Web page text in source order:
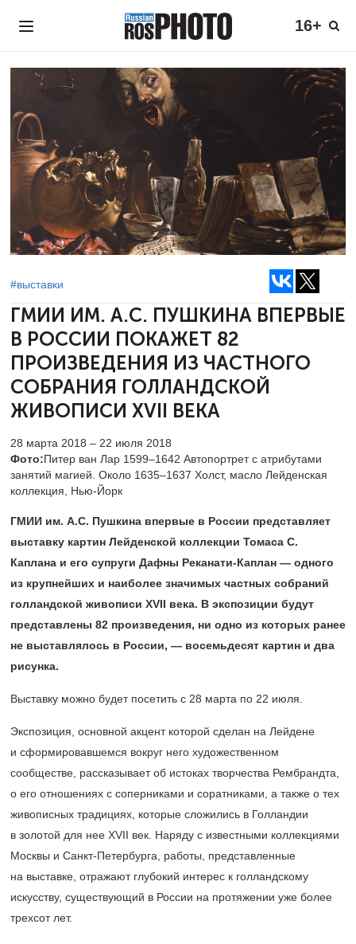
16+
#выставки
ГМИИ ИМ. А.С. ПУШКИНА ВПЕРВЫЕ
В РОССИИ ПОКАЖЕТ 82
ПРОИЗВЕДЕНИЯ ИЗ ЧАСТНОГО
СОБРАНИЯ ГОЛЛАНДСКОЙ
ЖИВОПИСИ XVII ВЕКА
28 марта 2018 – 22 июля 2018
Фото:Питер ван Лар 1599–1642 Автопортрет с атрибутами
занятий магией. Около 1635–1637 Холст, масло Лейденская
коллекция, Нью-Йорк
ГМИИ им. А.С. Пушкина впервые в России представляет
выставку картин Лейденской коллекции Томаса С.
Каплана и его супруги Дафны Реканати-Каплан — одного
из крупнейших и наиболее значимых частных собраний
голландской живописи XVII века. В экспозиции будут
представлены 82 произведения, ни одно из которых ранее
не выставлялось в России, — восемьдесят картин и два
рисунка.
Выставку можно будет посетить с 28 марта по 22 июля.
Экспозиция, основной акцент которой сделан на Лейдене
и сформировавшемся вокруг него художественном
сообществе, рассказывает об истоках творчества Рембрандта,
о его отношениях с соперниками и соратниками, а также о тех
живописных традициях, которые сложились в Голландии
в золотой для нее XVII век. Наряду с известными коллекциями
Москвы и Санкт-Петербурга, работы, представленные
на выставке, отражают глубокий интерес к голландскому
искусству, существующий в России на протяжении уже более
трехсот лет.